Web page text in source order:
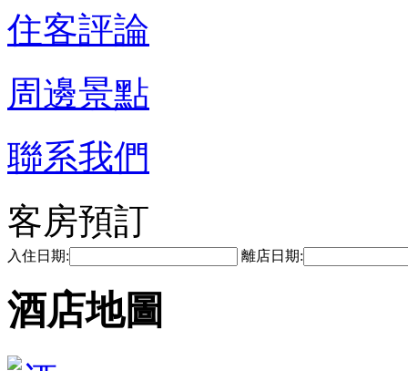
住客評論
周邊景點
聯系我們
客房預訂
入住日期: 離店日期:
酒店地圖